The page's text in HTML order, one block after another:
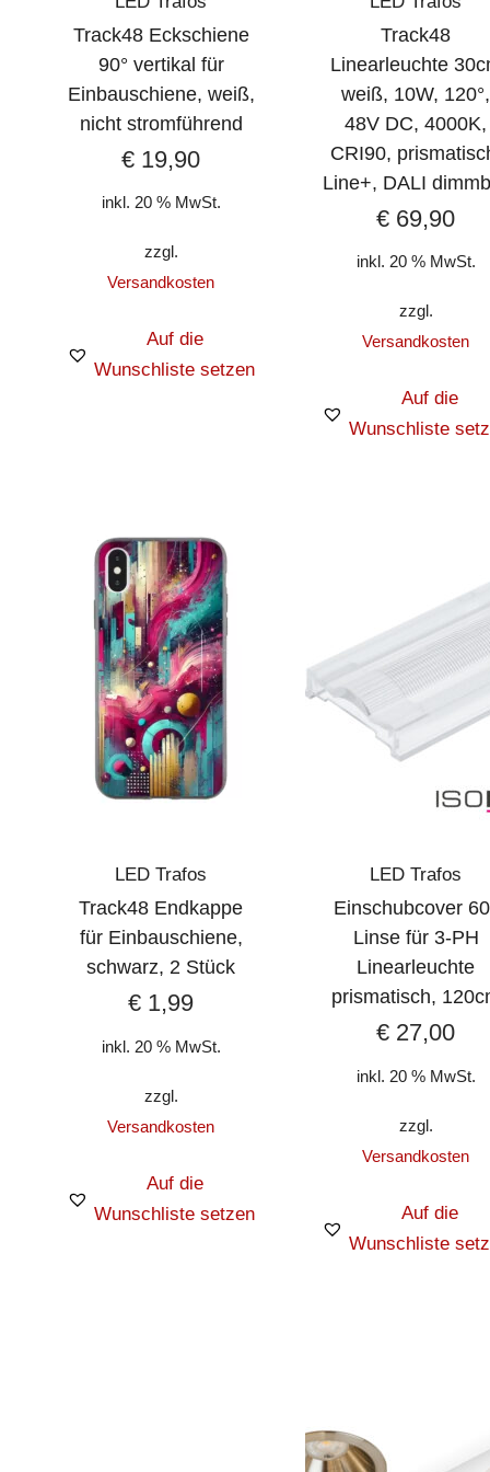
Track48 Eckschiene
90° vertikal für
Einbauschiene, weiß,
nicht stromführend
€ 19,90
inkl. 20 % MwSt.
zzgl.
Versandkosten
Auf die
Wunschliste setzen
Track48
Linearleuchte
weiß, 10W, 120°,
48V DC, 4000K,
CRI90,
Line+, DALI
€ 69,90
inkl. 20 % MwSt.
zzgl.
Versandkosten
Auf die
Wunschliste
LED Trafos
Track48 Endkappe
für Einbauschiene,
schwarz, 2 Stück
€ 1,99
inkl. 20 % MwSt.
zzgl.
Versandkosten
Auf die
Wunschliste setzen
LED Trafos
Einschubcover
Linse für 3-PH
Linearleuchte
prismatisch,
€ 27,00
inkl. 20 % MwSt.
zzgl.
Versandkosten
Auf die
Wunschliste